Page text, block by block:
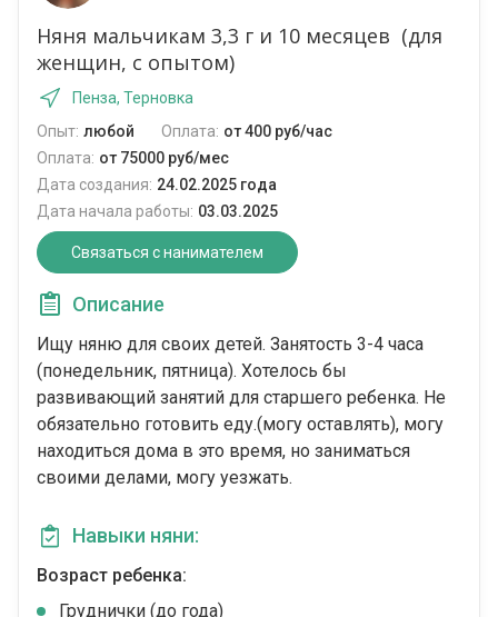
Няня мальчикам 3,3 г и 10 месяцев (для
женщин, с опытом)
Пенза, Терновка
Опыт: любой Оплата: от 400 руб/час
Оплата: от 75000 руб/мес
Дата создания: 24.02.2025 года
Дата начала работы: 03.03.2025
Связаться с нанимателем
Описание
Ищу няню для своих детей. Занятость 3-4 часа
(понедельник, пятница). Хотелось бы
развивающий занятий для старшего ребенка. Не
обязательно готовить еду.(могу оставлять), могу
находиться дома в это время, но заниматься
своими делами, могу уезжать.
Навыки няни:
Возраст ребенка:
Груднички (до года)